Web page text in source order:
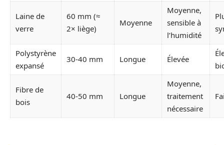
Laine de
verre
60 mm (≈
2× liège)
Moyenne
Moyenne,
sensible à
l’humidité
Polystyrène
expansé
30-40 mm Longue Élevée
Fibre de
bois
40-50 mm Longue
Moyenne,
traitement
nécessaire